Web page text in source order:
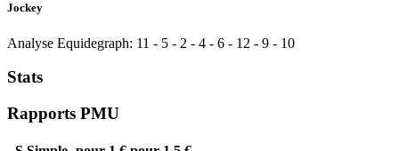
Jockey
Analyse Equidegraph: 11 - 5 - 2 - 4 - 6 - 12 - 9 - 10
Stats
Rapports PMU